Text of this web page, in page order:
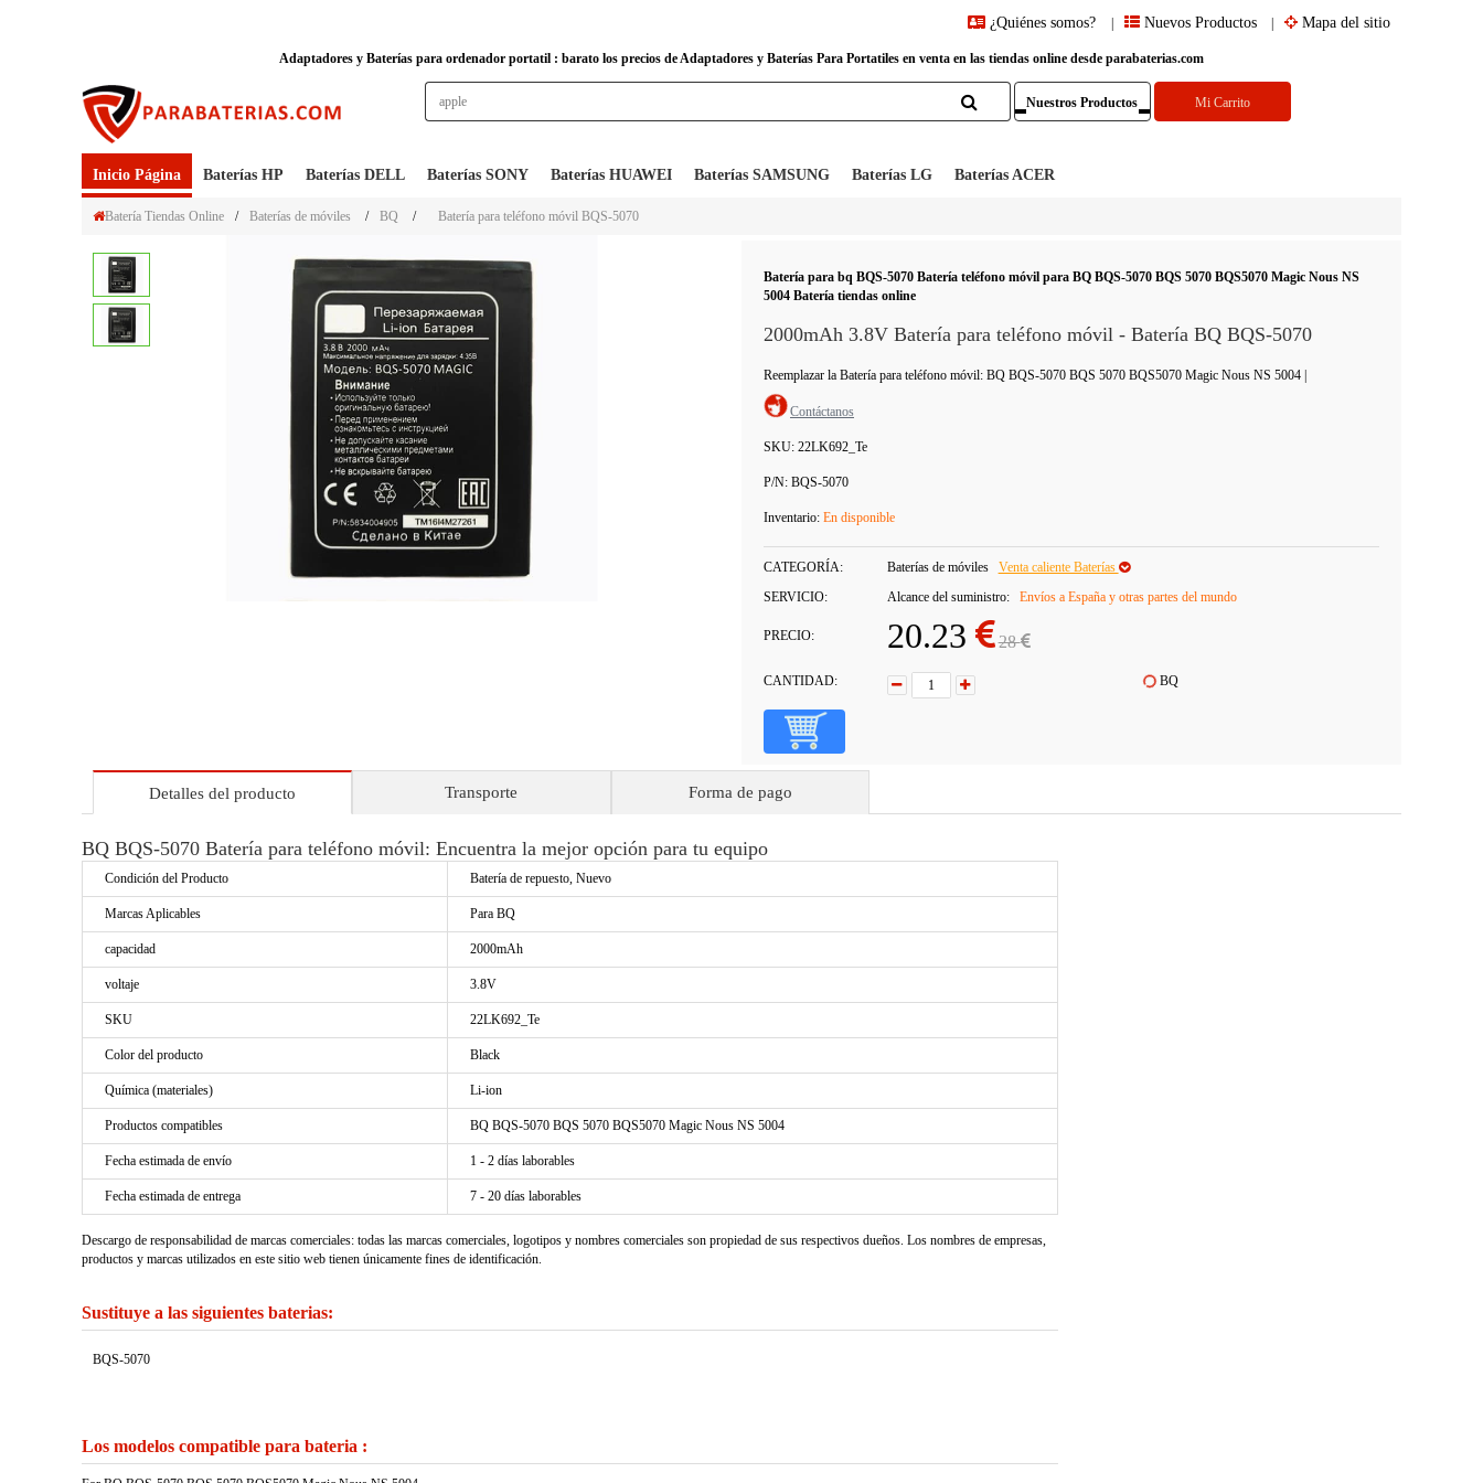
Mapa del sitio
Nuevos Productos
¿Quiénes somos?
Adaptadores y Baterías para ordenador portatil : barato los precios de Adaptadores y Baterías Para Portatiles en venta en las tiendas online desde parabaterias.com
Nuestros Productos Mi Carrito
Inicio Página Baterías HP Baterías DELL Baterías SONY Baterías HUAWEI Baterías SAMSUNG Baterías LG Baterías ACER
Batería Tiendas Online / Baterías de móviles / BQ / Batería para teléfono móvil BQS-5070
Batería para bq BQS-5070 Batería teléfono móvil para BQ BQS-5070 BQS 5070 BQS5070 Magic Nous NS
5004 Batería tiendas online
2000mAh 3.8V Batería para teléfono móvil - Batería BQ BQS-5070
Reemplazar la Batería para teléfono móvil: BQ BQS-5070 BQS 5070 BQS5070 Magic Nous NS 5004
Contáctanos
SKU: 22LK692_Te
P/N: BQS-5070
Inventario: En disponible
CATEGORÍA: Baterías de móviles
Venta caliente Baterías
SERVICIO:
Alcance del suministro: Envíos a España y otras partes del mundo
PRECIO: 20.23 28
CANTIDAD: BQ
Detalles del producto Transporte Forma de pago
BQ BQS-5070 Batería para teléfono móvil: Encuentra la mejor opción para tu equipo
Condición del Producto Batería de repuesto, Nuevo
Marcas Aplicables Para BQ
capacidad 2000mAh
voltaje 3.8V
SKU 22LK692_Te
Color del producto Black
Química (materiales) Li-ion
Productos compatibles BQ BQS-5070 BQS 5070 BQS5070 Magic Nous NS 5004
Fecha estimada de envío 1 - 2 días laborables
Fecha estimada de entrega 7 - 20 días laborables
Descargo de responsabilidad de marcas comerciales: todas las marcas comerciales, logotipos y nombres comerciales son propiedad de sus respectivos dueños. Los nombres de empresas,
productos y marcas utilizados en este sitio web tienen únicamente fines de identificación.
Sustituye a las siguientes baterias:
BQS-5070
Los modelos compatible para bateria :